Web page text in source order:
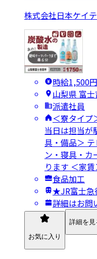
株式会社日本ケイ
時給1,500
山梨県 富
派遣社員
＜寮タイ
当日は担当が
具・備品＞
ン・寝具・
ります ＜家
食品加工
★JR富士急
詳細はお問
お気に入り
詳細を見